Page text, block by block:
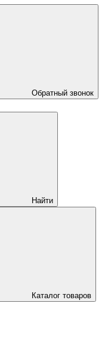
Обратный звонок
Найти
Каталог товаров